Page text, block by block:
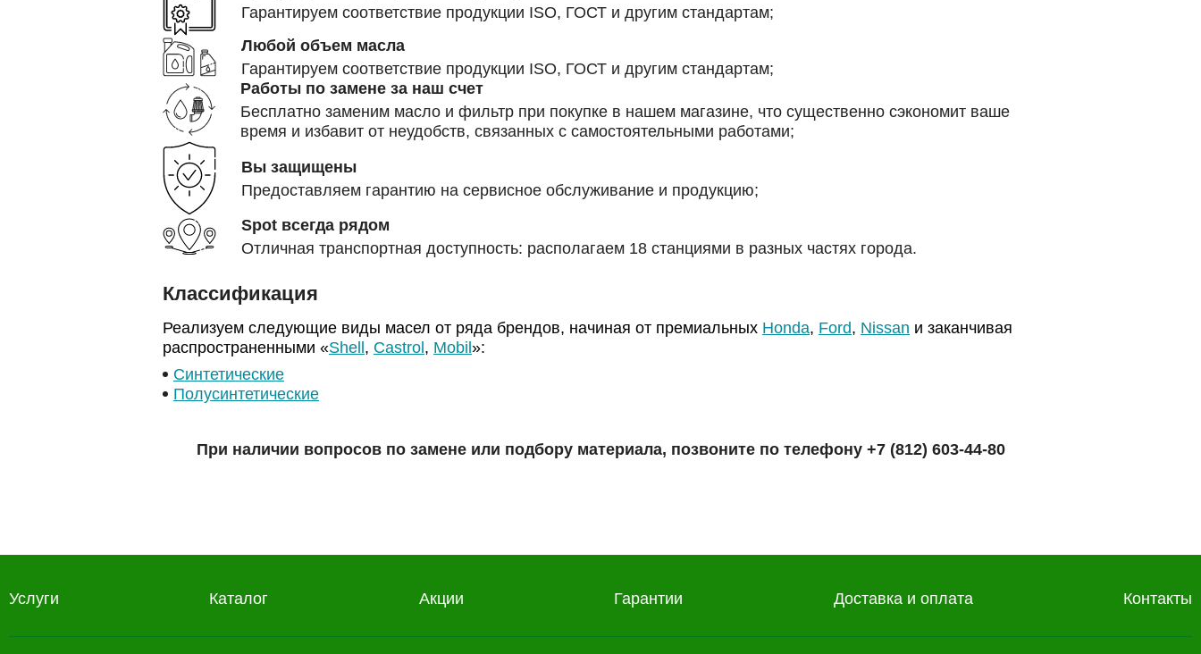
Гарантируем соответствие продукции ISO, ГОСТ и другим стандартам;
Любой объем масла
Гарантируем соответствие продукции ISO, ГОСТ и другим стандартам;
Работы по замене за наш счет
Бесплатно заменим масло и фильтр при покупке в нашем магазине, что существенно сэкономит ваше
время и избавит от неудобств, связанных с самостоятельными работами;
Вы защищены
Предоставляем гарантию на сервисное обслуживание и продукцию;
Spot всегда рядом
Отличная транспортная доступность: располагаем 18 станциями в разных частях города.
Классификация
Реализуем следующие виды масел от ряда брендов, начиная от премиальных Honda, Ford, Nissan и заканчивая
распространенными «Shell , Castrol , Mobil »:
Синтетические
Полусинтетические
При наличии вопросов по замене или подбору материала, позвоните по телефону +7 (812) 603-44-80
Услуги Каталог Акции Гарантии Доставка и оплата Контакты